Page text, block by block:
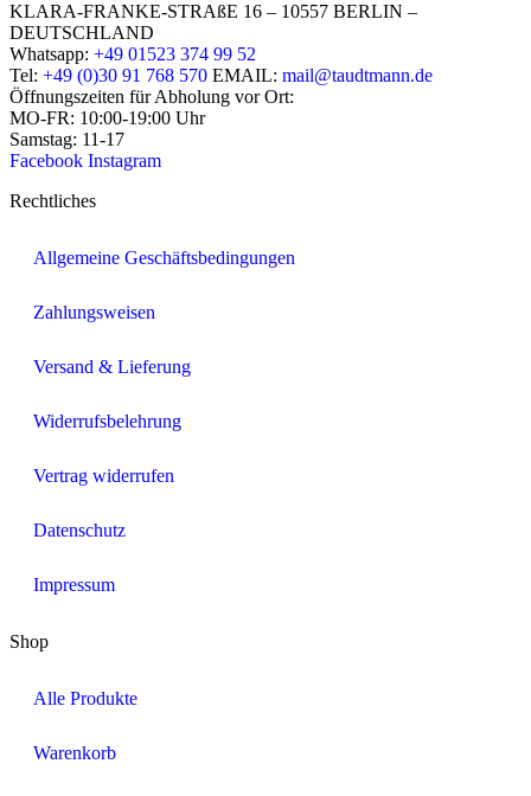
KLARA-FRANKE-STRAßE 16 – 10557 BERLIN –
DEUTSCHLAND
Whatsapp: +49 01523 374 99 52
Tel: +49 (0)30 91 768 570 EMAIL: mail@taudtmann.de
Öffnungszeiten für Abholung vor Ort:
MO-FR: 10:00-19:00 Uhr
Samstag: 11-17
Facebook Instagram
Rechtliches
Allgemeine Geschäftsbedingungen
Zahlungsweisen
Versand & Lieferung
Widerrufsbelehrung
Vertrag widerrufen
Datenschutz
Impressum
Shop
Alle Produkte
Warenkorb